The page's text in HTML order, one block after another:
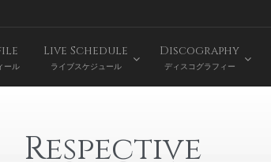
ール
Live Schedule
ライブスケジュール
Discography
ディスコグラフィー
Respective